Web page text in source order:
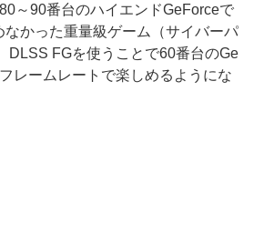
～90番台のハイエンドGeForceで
なかった重量級ゲーム（サイバーパ
DLSS FGを使うことで60番台のGe
レームレートで楽しめるようにな